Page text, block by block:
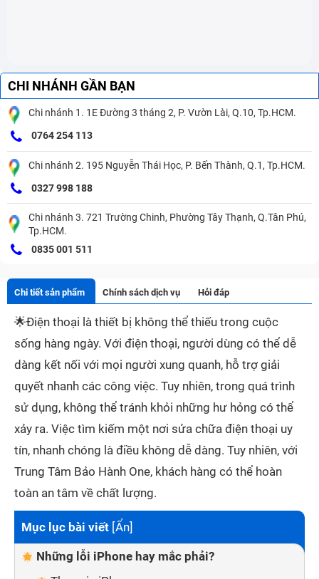
CHI NHÁNH GẦN BẠN
Chi nhánh 1. 1E Đường 3 tháng 2, P. Vườn Lài, Q.10, Tp.HCM.
0764 254 113
Chi nhánh 2. 195 Nguyễn Thái Học, P. Bến Thành, Q.1, Tp.HCM.
0327 998 188
Chi nhánh 3. 721 Trường Chinh, Phường Tây Thạnh, Q.Tân Phú,
Tp.HCM.
0835 001 511
Chi tiết sản phẩm Chính sách dịch vụ Hỏi đáp
🌟Điện thoại là thiết bị không thể thiếu trong cuộc
sống hàng ngày. Với điện thoại, người dùng có thể dễ
dàng kết nối với mọi người xung quanh, hỗ trợ giải
quyết nhanh các công việc. Tuy nhiên, trong quá trình
sử dụng, không thể tránh khỏi những hư hỏng có thể
xảy ra. Việc tìm kiếm một nơi sửa chữa điện thoại uy
tín, nhanh chóng là điều không dễ dàng. Tuy nhiên, với
Trung Tâm Bảo Hành One, khách hàng có thể hoàn
toàn an tâm về chất lượng.
Mục lục bài viết [Ẩn]
Những lỗi iPhone hay mắc phải?